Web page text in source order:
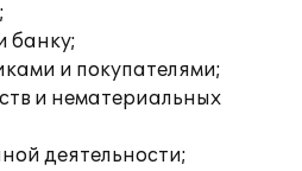
банку;
и покупателями;
и нематериальных
деятельности;